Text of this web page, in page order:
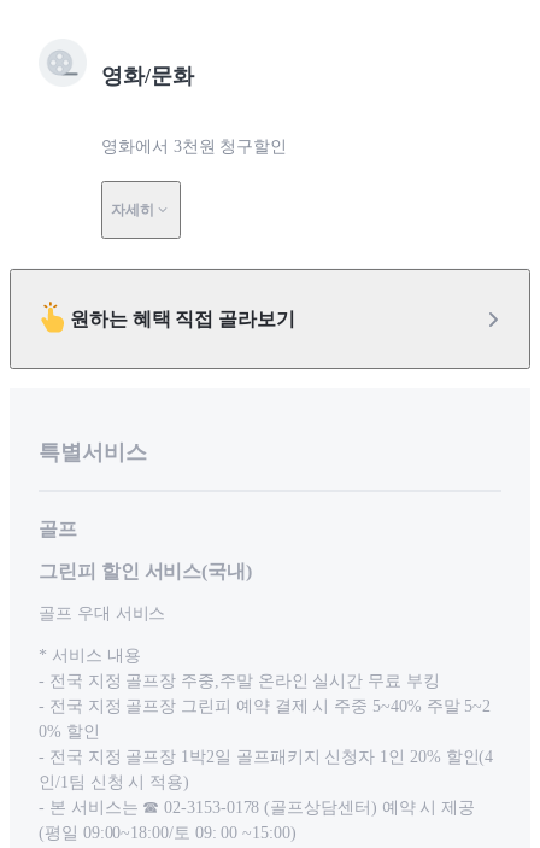
영화/문화
영화에서 3천원 청구할인
자세히
원하는 혜택 직접 골라보기
특별서비스
골프
그린피 할인 서비스(국내)
골프 우대 서비스
* 서비스 내용
- 전국 지정 골프장 주중,주말 온라인 실시간 무료 부킹
- 전국 지정 골프장 그린피 예약 결제 시 주중 5~40% 주말 5~2
0% 할인
- 전국 지정 골프장 1박2일 골프패키지 신청자 1인 20% 할인(4
인/1팀 신청 시 적용)
- 본 서비스는 ☎ 02-3153-0178 (골프상담센터) 예약 시 제공
(평일 09:00~18:00/토 09: 00 ~15:00)